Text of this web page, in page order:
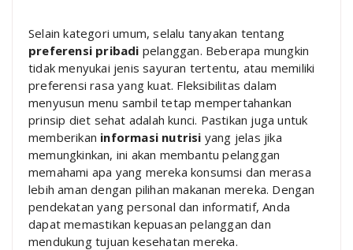
Selain kategori umum, selalu tanyakan tentang
preferensi pribadi pelanggan. Beberapa mungkin
tidak menyukai jenis sayuran tertentu, atau memiliki
preferensi rasa yang kuat. Fleksibilitas dalam
menyusun menu sambil tetap mempertahankan
prinsip diet sehat adalah kunci. Pastikan juga untuk
memberikan informasi nutrisi yang jelas jika
memungkinkan, ini akan membantu pelanggan
memahami apa yang mereka konsumsi dan merasa
lebih aman dengan pilihan makanan mereka. Dengan
pendekatan yang personal dan informatif, Anda
dapat memastikan kepuasan pelanggan dan
mendukung tujuan kesehatan mereka.